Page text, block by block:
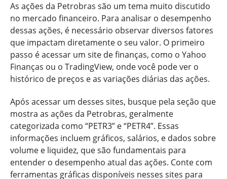
As ações da Petrobras são um tema muito discutido
no mercado financeiro. Para analisar o desempenho
dessas ações, é necessário observar diversos fatores
que impactam diretamente o seu valor. O primeiro
passo é acessar um site de finanças, como o Yahoo
Finanças ou o TradingView, onde você pode ver o
histórico de preços e as variações diárias das ações.
Após acessar um desses sites, busque pela seção que
mostra as ações da Petrobras, geralmente
categorizada como “PETR3” e “PETR4”. Essas
informações incluem gráficos, salários, e dados sobre
volume e liquidez, que são fundamentais para
entender o desempenho atual das ações. Conte com
ferramentas gráficas disponíveis nesses sites para